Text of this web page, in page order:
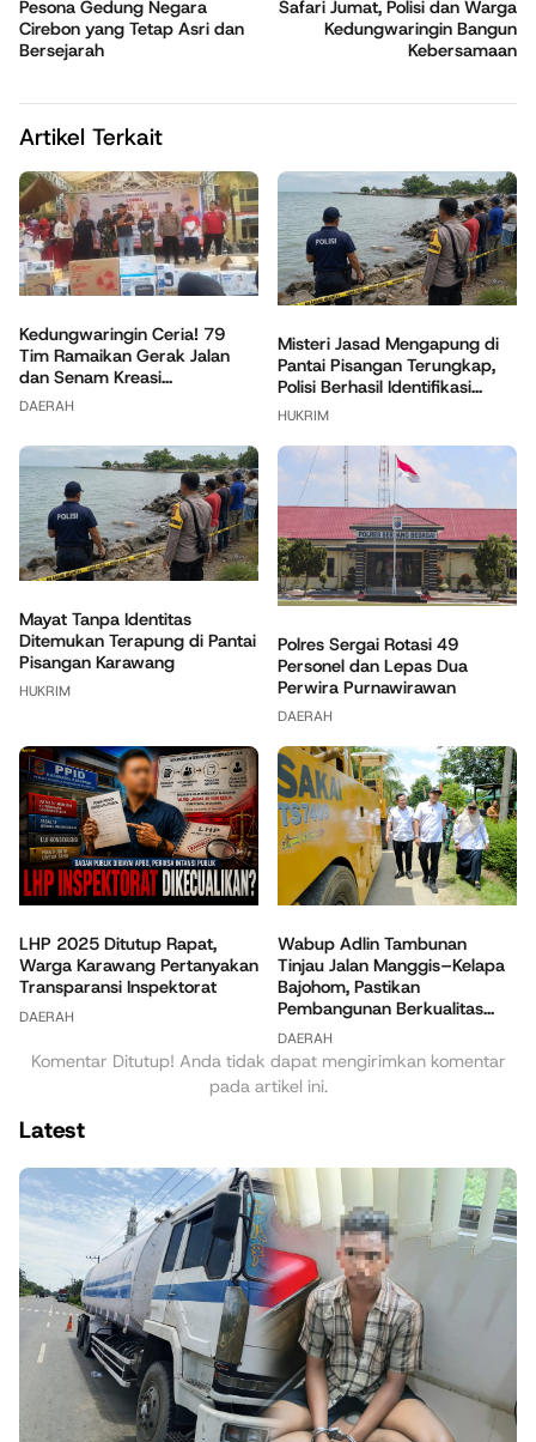
Pesona Gedung Negara
Cirebon yang Tetap Asri dan
Bersejarah
Safari Jumat, Polisi dan Warga
Kedungwaringin Bangun
Kebersamaan
Artikel Terkait
Kedungwaringin Ceria! 79
Tim Ramaikan Gerak Jalan
dan Senam Kreasi...
DAERAH
Misteri Jasad Mengapung di
Pantai Pisangan Terungkap,
Polisi Berhasil Identifikasi...
HUKRIM
Mayat Tanpa Identitas
Ditemukan Terapung di Pantai
Pisangan Karawang
HUKRIM
Polres Sergai Rotasi 49
Personel dan Lepas Dua
Perwira Purnawirawan
DAERAH
LHP 2025 Ditutup Rapat,
Warga Karawang Pertanyakan
Transparansi Inspektorat
DAERAH
Wabup Adlin Tambunan
Tinjau Jalan Manggis–Kelapa
Bajohom, Pastikan
Pembangunan Berkualitas...
DAERAH
Komentar Ditutup! Anda tidak dapat mengirimkan komentar
pada artikel ini.
Latest